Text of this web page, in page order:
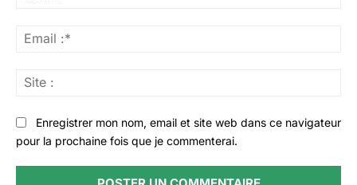
Enregistrer mon nom, email et site web dans ce navigateur
pour la prochaine fois que je commenterai.